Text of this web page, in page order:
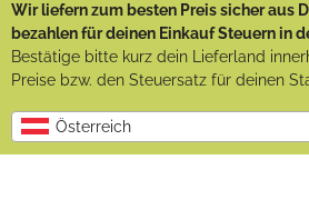
Wir liefern zum besten Preis sicher aus
bezahlen für deinen Einkauf Steuern in
Bestätige bitte kurz dein Lieferland
Preise bzw. den Steuersatz für deinen
Österreich